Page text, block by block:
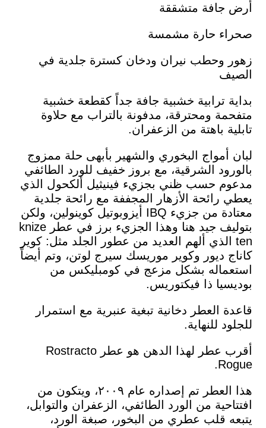
أرض جافة متشققة
صحراء حارة مشمسة
زهور وحطب نيران ودخان كسترة جلدية في
الصيف
بداية ترابية خشبية جافة جداً كقطعة خشبية
متفحمة ومحترقة، مدفونة بالتراب مع حلاوة
تابلية باهتة من الزعفران.
لبان أمواج البخوري والشهير بأبهى حلة ممزوج
بالورود الشرقية، مع بروز خفيف للورد الطائفي
مدعوم حسب ظني بجزيء فينيثيل ألكحول الذي
يعطي رائحة الأزهار المجففة مع رائحة جلدية
معتادة من جزيء IBQ أيزوبوتيل كوينولين، ولكن
بتوليف جيد هنا وهذا الجزيء برز في عطر knize
ten الذي ألهم العديد من عطور الجلد مثل: كوير
كاناج ديور وكوير موريسك سيرج لوتن، وتم أيضاً
استعماله بشكل مزعج في كومبليكس من
بوديسيا ذا فيكتوريس.
قاعدة العطر دخانية تبغية عنبرية مع استمرار
للجلود للنهاية.⁩
أقرب عطر لهذا الدهن هو عطر Rostracto
Rogue.
هذا العطر تم إصداره عام ٢٠٠٩، ويتكون من
افتتاحية من الورد الطائفي، الزعفران والتوابل،
يتبعه قلب عطري من البخور، صبغة الورد،